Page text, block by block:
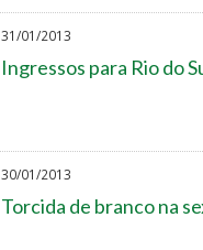
31/01/2013
Ingressos para Rio do
30/01/2013
Torcida de branco na